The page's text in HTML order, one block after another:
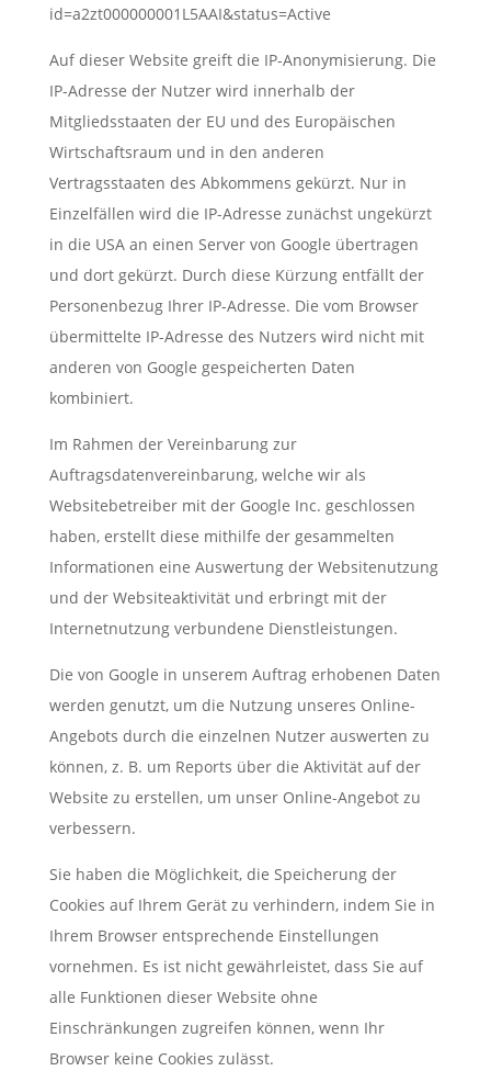
id=a2zt000000001L5AAI&status=Active
Auf dieser Website greift die IP-Anonymisierung. Die
IP-Adresse der Nutzer wird innerhalb der
Mitgliedsstaaten der EU und des Europäischen
Wirtschaftsraum und in den anderen
Vertragsstaaten des Abkommens gekürzt. Nur in
Einzelfällen wird die IP-Adresse zunächst ungekürzt
in die USA an einen Server von Google übertragen
und dort gekürzt. Durch diese Kürzung entfällt der
Personenbezug Ihrer IP-Adresse. Die vom Browser
übermittelte IP-Adresse des Nutzers wird nicht mit
anderen von Google gespeicherten Daten
kombiniert.
Im Rahmen der Vereinbarung zur
Auftragsdatenvereinbarung, welche wir als
Websitebetreiber mit der Google Inc. geschlossen
haben, erstellt diese mithilfe der gesammelten
Informationen eine Auswertung der Websitenutzung
und der Websiteaktivität und erbringt mit der
Internetnutzung verbundene Dienstleistungen.
Die von Google in unserem Auftrag erhobenen Daten
werden genutzt, um die Nutzung unseres Online-
Angebots durch die einzelnen Nutzer auswerten zu
können, z. B. um Reports über die Aktivität auf der
Website zu erstellen, um unser Online-Angebot zu
verbessern.
Sie haben die Möglichkeit, die Speicherung der
Cookies auf Ihrem Gerät zu verhindern, indem Sie in
Ihrem Browser entsprechende Einstellungen
vornehmen. Es ist nicht gewährleistet, dass Sie auf
alle Funktionen dieser Website ohne
Einschränkungen zugreifen können, wenn Ihr
Browser keine Cookies zulässt.